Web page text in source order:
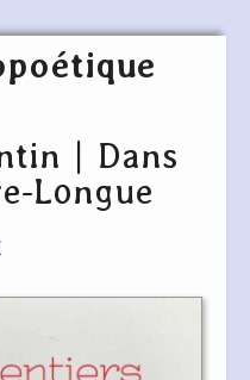
| Dans
Longue